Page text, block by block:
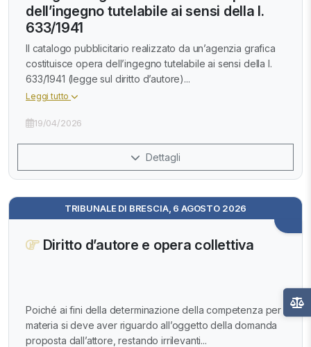
dell’ingegno tutelabile ai sensi della l.
633/1941
Il catalogo pubblicitario realizzato da un’agenzia grafica
costituisce opera dell’ingegno tutelabile ai sensi della l.
633/1941 (legge sul diritto d’autore)...
Leggi tutto
19/04/2026
Dettagli
TRIBUNALE DI BRESCIA, 6 AGOSTO 2026
Diritto d’autore e opera collettiva
Poiché ai fini della determinazione della competenza per
materia si deve aver riguardo all’oggetto della domanda
proposta dall’attore, restando irrilevanti...